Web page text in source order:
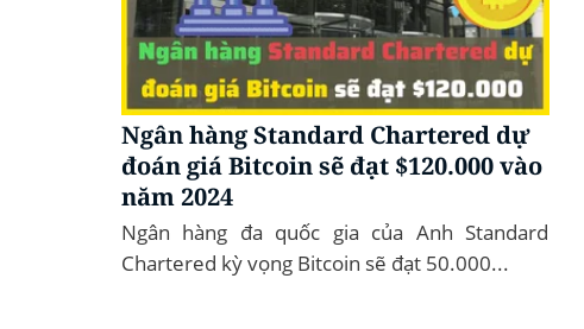
Ngân hàng Standard Chartered dự
đoán giá Bitcoin sẽ đạt $120.000 vào
năm 2024
Ngân hàng đa quốc gia của Anh Standard
Chartered kỳ vọng Bitcoin sẽ đạt 50.000...